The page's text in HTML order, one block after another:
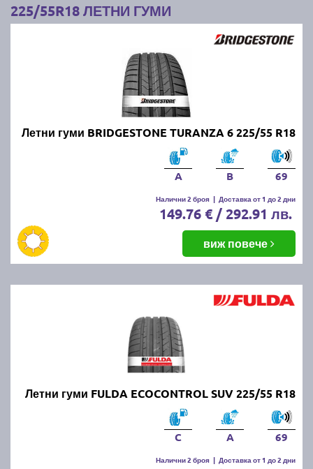
225/55R18 ЛЕТНИ ГУМИ
Летни гуми BRIDGESTONE TURANZA 6 225/55 R18
A B 69
Налични 2 броя | Доставка от 1 до 2 дни
149.76 € / 292.91 лв.
виж повече
Летни гуми FULDA ECOCONTROL SUV 225/55 R18
C A 69
Налични 2 броя | Доставка от 1 до 2 дни